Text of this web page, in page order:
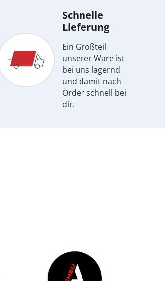
Schnelle
Lieferung
Ein Großteil
unserer Ware ist
bei uns lagernd
und damit nach
Order schnell bei
dir.